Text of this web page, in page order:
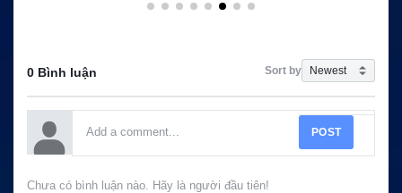
0 Bình luận Sort by
POST
Chưa có bình luận nào. Hãy là người đầu tiên!